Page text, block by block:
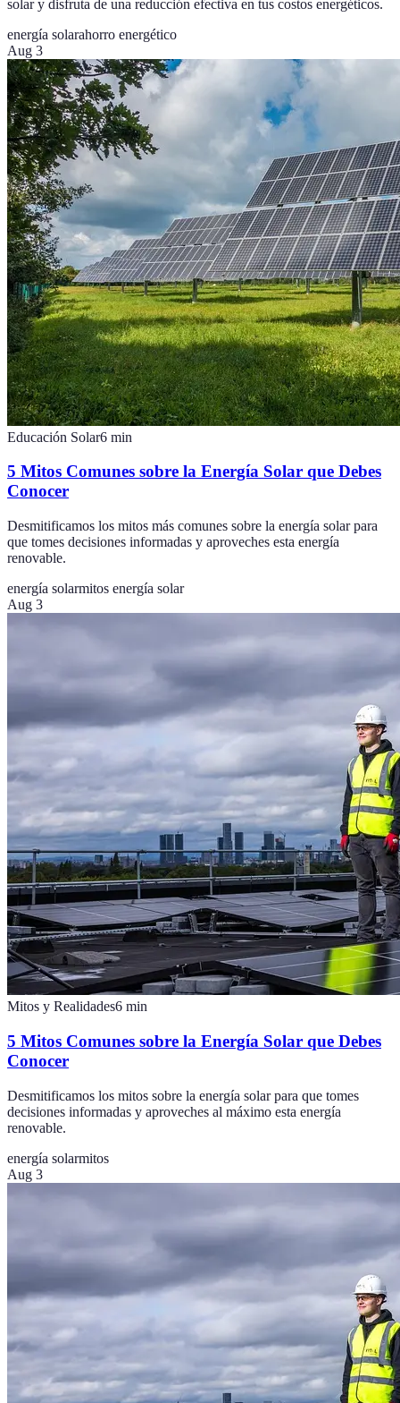
solar y disfruta de una reducción efectiva en tus costos energéticos.
energía solarahorro energético
Aug 3
Educación Solar6 min
5 Mitos Comunes sobre la Energía Solar que Debes
Conocer
Desmitificamos los mitos más comunes sobre la energía solar para
que tomes decisiones informadas y aproveches esta energía
renovable.
energía solarmitos energía solar
Aug 3
Mitos y Realidades6 min
5 Mitos Comunes sobre la Energía Solar que Debes
Conocer
Desmitificamos los mitos sobre la energía solar para que tomes
decisiones informadas y aproveches al máximo esta energía
renovable.
energía solarmitos
Aug 3